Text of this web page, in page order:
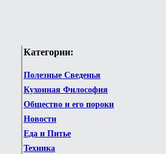
Категории:
Полезные Сведенья
Кухонная Философия
Общество и его пороки
Новости
Еда и Питье
Техника